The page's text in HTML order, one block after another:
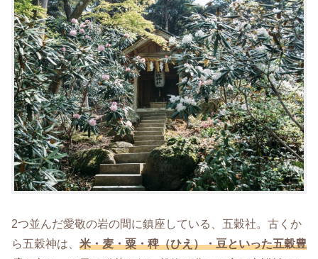
2つ並んだ愛敬の岩の間に鎮座している、五穀社。古くか
ら五穀神は、 米・麦・粟・稗（ひえ）・豆といった五穀豊